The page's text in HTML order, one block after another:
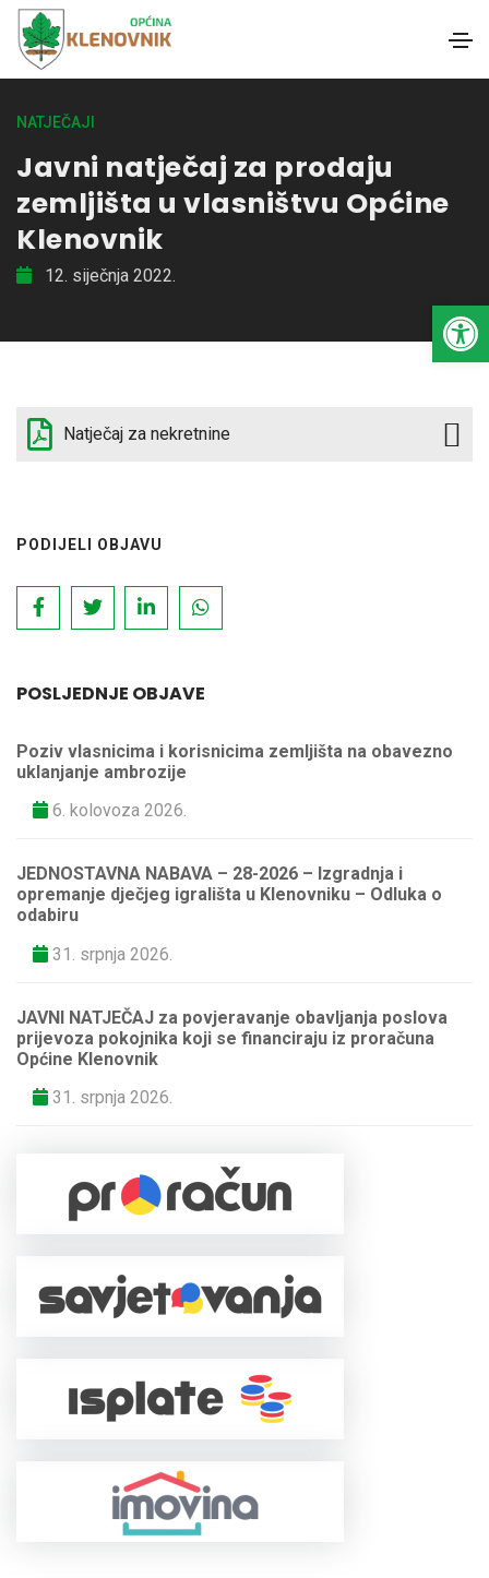
Open toolbar
NATJEČAJI
Javni natječaj za prodaju
zemljišta u vlasništvu Općine
Klenovnik
12. siječnja 2022.
Natječaj za nekretnine
PODIJELI OBJAVU
POSLJEDNJE OBJAVE
Poziv vlasnicima i korisnicima zemljišta na obavezno
uklanjanje ambrozije
6. kolovoza 2026.
JEDNOSTAVNA NABAVA – 28-2026 – Izgradnja i
opremanje dječjeg igrališta u Klenovniku – Odluka o
odabiru
31. srpnja 2026.
JAVNI NATJEČAJ za povjeravanje obavljanja poslova
prijevoza pokojnika koji se financiraju iz proračuna
Općine Klenovnik
31. srpnja 2026.